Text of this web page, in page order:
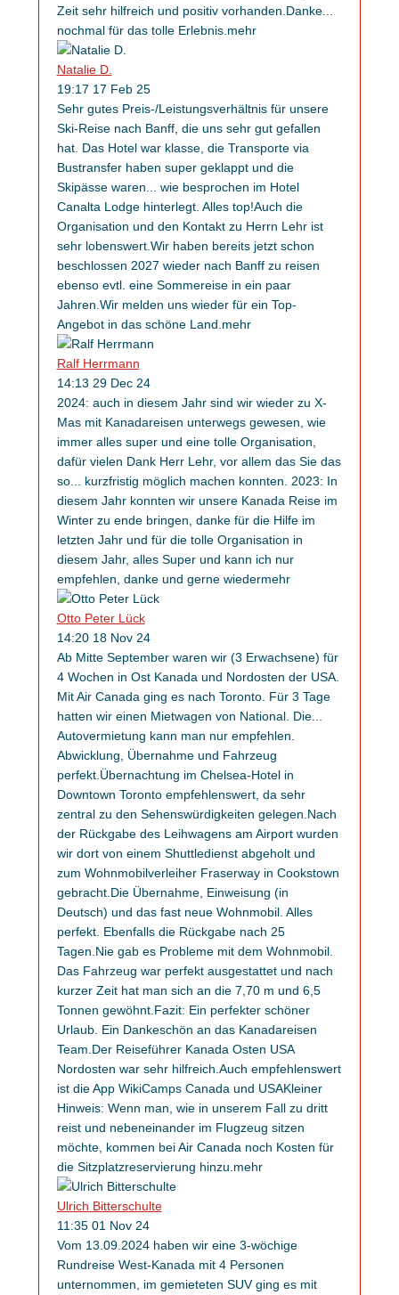
Zeit sehr hilfreich und positiv vorhanden.Danke...
nochmal für das tolle Erlebnis.mehr
Natalie D.
19:17 17 Feb 25
Sehr gutes Preis-/Leistungsverhältnis für unsere
Ski-Reise nach Banff, die uns sehr gut gefallen
hat. Das Hotel war klasse, die Transporte via
Bustransfer haben super geklappt und die
Skipässe waren... wie besprochen im Hotel
Canalta Lodge hinterlegt. Alles top!Auch die
Organisation und den Kontakt zu Herrn Lehr ist
sehr lobenswert.Wir haben bereits jetzt schon
beschlossen 2027 wieder nach Banff zu reisen
ebenso evtl. eine Sommereise in ein paar
Jahren.Wir melden uns wieder für ein Top-
Angebot in das schöne Land.mehr
Ralf Herrmann
14:13 29 Dec 24
2024: auch in diesem Jahr sind wir wieder zu X-
Mas mit Kanadareisen unterwegs gewesen, wie
immer alles super und eine tolle Organisation,
dafür vielen Dank Herr Lehr, vor allem das Sie das
so... kurzfristig möglich machen konnten. 2023: In
diesem Jahr konnten wir unsere Kanada Reise im
Winter zu ende bringen, danke für die Hilfe im
letzten Jahr und für die tolle Organisation in
diesem Jahr, alles Super und kann ich nur
empfehlen, danke und gerne wiedermehr
Otto Peter Lück
14:20 18 Nov 24
Ab Mitte September waren wir (3 Erwachsene) für
4 Wochen in Ost Kanada und Nordosten der USA.
Mit Air Canada ging es nach Toronto. Für 3 Tage
hatten wir einen Mietwagen von National. Die...
Autovermietung kann man nur empfehlen.
Abwicklung, Übernahme und Fahrzeug
perfekt.Übernachtung im Chelsea-Hotel in
Downtown Toronto empfehlenswert, da sehr
zentral zu den Sehenswürdigkeiten gelegen.Nach
der Rückgabe des Leihwagens am Airport wurden
wir dort von einem Shuttledienst abgeholt und
zum Wohnmobilverleiher Fraserway in Cookstown
gebracht.Die Übernahme, Einweisung (in
Deutsch) und das fast neue Wohnmobil. Alles
perfekt. Ebenfalls die Rückgabe nach 25
Tagen.Nie gab es Probleme mit dem Wohnmobil.
Das Fahrzeug war perfekt ausgestattet und nach
kurzer Zeit hat man sich an die 7,70 m und 6,5
Tonnen gewöhnt.Fazit: Ein perfekter schöner
Urlaub. Ein Dankeschön an das Kanadareisen
Team.Der Reiseführer Kanada Osten USA
Nordosten war sehr hilfreich.Auch empfehlenswert
ist die App WikiCamps Canada und USAKleiner
Hinweis: Wenn man, wie in unserem Fall zu dritt
reist und nebeneinander im Flugzeug sitzen
möchte, kommen bei Air Canada noch Kosten für
die Sitzplatzreservierung hinzu.mehr
Ulrich Bitterschulte
11:35 01 Nov 24
Vom 13.09.2024 haben wir eine 3-wöchige
Rundreise West-Kanada mit 4 Personen
unternommen, im gemieteten SUV ging es mit